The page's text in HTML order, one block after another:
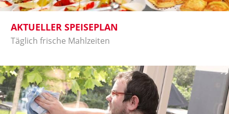
AKTUELLER SPEISEPLAN
Täglich frische Mahlzeiten